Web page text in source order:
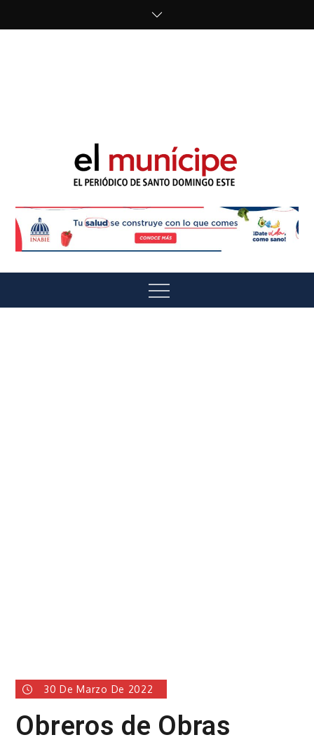
El Munícipe
Menu
30 De Marzo De 2022
Obreros de Obras